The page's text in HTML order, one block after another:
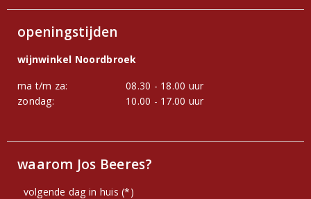
openingstijden
wijnwinkel Noordbroek
ma t/m za:
08.30 - 18.00 uur
zondag:
10.00 - 17.00 uur
waarom Jos Beeres?
volgende dag in huis (*)